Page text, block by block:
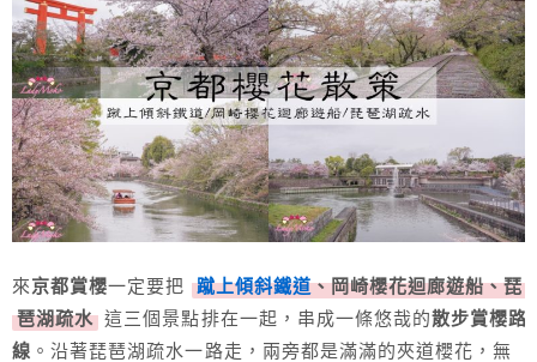
來京都賞櫻一定要把 蹴上傾斜鐵道、岡崎櫻花迴廊遊船、琵
琶湖疏水 這三個景點排在一起，串成一條悠哉的散步賞櫻路
線 。沿著琵琶湖疏水一路走，兩旁都是滿滿的夾道櫻花，無